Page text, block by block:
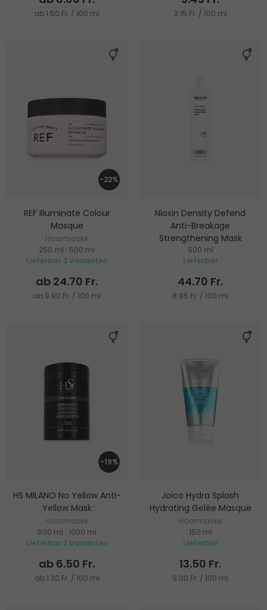
ab 1.50 Fr. / 100 ml 3.15 Fr. / 100 ml
-22%
REF Illuminate Colour
Masque
Haarmaske
250 ml
500 ml
Lieferbar 2 Varianten
ab 24.70 Fr.
ab 9.90 Fr. / 100 ml
Nioxin Density Defend
Anti-Breakage
Strengthening Mask
Haarmaske
500 ml
Lieferbar
44.70 Fr.
8.95 Fr. / 100 ml
-19%
HS MILANO No Yellow Anti-
Yellow Mask
Haarmaske
500 ml
1000 ml
Lieferbar 2 Varianten
ab 6.50 Fr.
ab 1.30 Fr. / 100 ml
Joico Hydra Splash
Hydrating Gelée Masque
Haarmaske
150 ml
Lieferbar
13.50 Fr.
9.00 Fr. / 100 ml